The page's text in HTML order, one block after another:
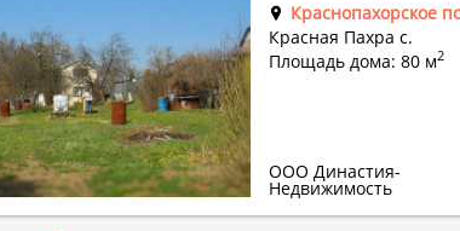
Краснопахорское
Красная Пахра с.
Площадь дома: 80 м2
ООО Династия-
Недвижимость